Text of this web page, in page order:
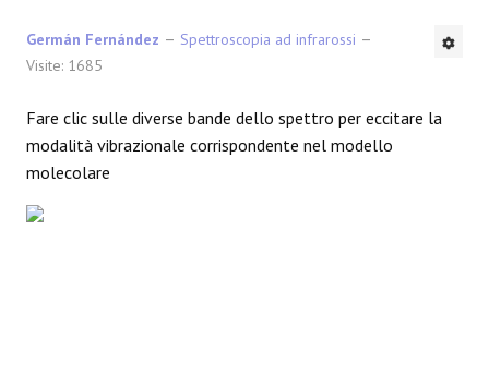
ORGANICA AVANZATA
SINTESI
SPETTROSCOPIA
Germán Fernández
Spettroscopia ad infrarossi
Visite: 1685
Fare clic sulle diverse bande dello spettro per eccitare la
modalità vibrazionale corrispondente nel modello
molecolare